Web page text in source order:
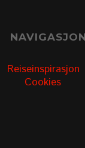
NAVIGASJON
Reiseinspirasjon
Cookies